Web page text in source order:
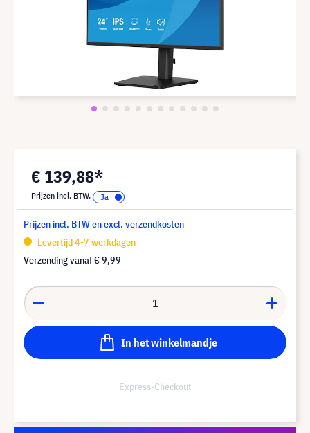
€ 139,88*
Prijzen incl. BTW.
Prijzen incl. BTW en excl. verzendkosten
Levertijd 4-7 werkdagen
Verzending vanaf€ 9,99
In het winkelmandje
Express-Checkout